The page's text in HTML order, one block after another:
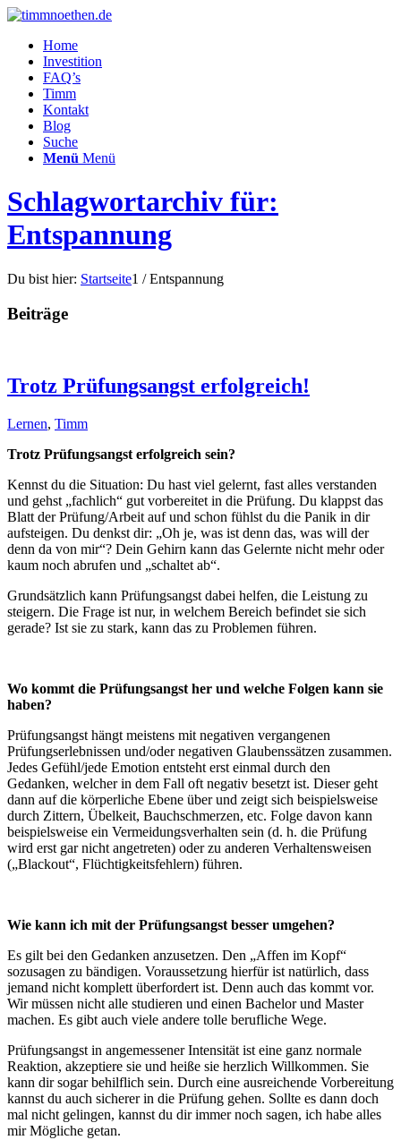
Home
Investition
FAQ’s
Timm
Kontakt
Blog
Suche
Menü Menü
Schlagwortarchiv für:
Entspannung
Du bist hier: Startseite1 / Entspannung
Beiträge
Trotz Prüfungsangst erfolgreich!
Lernen, Timm
Trotz Prüfungsangst erfolgreich sein?
Kennst du die Situation: Du hast viel gelernt, fast alles verstanden
und gehst „fachlich“ gut vorbereitet in die Prüfung. Du klappst das
Blatt der Prüfung/Arbeit auf und schon fühlst du die Panik in dir
aufsteigen. Du denkst dir: „Oh je, was ist denn das, was will der
denn da von mir“? Dein Gehirn kann das Gelernte nicht mehr oder
kaum noch abrufen und „schaltet ab“.
Grundsätzlich kann Prüfungsangst dabei helfen, die Leistung zu
steigern. Die Frage ist nur, in welchem Bereich befindet sie sich
gerade? Ist sie zu stark, kann das zu Problemen führen.
Wo kommt die Prüfungsangst her und welche Folgen kann sie
haben?
Prüfungsangst hängt meistens mit negativen vergangenen
Prüfungserlebnissen und/oder negativen Glaubenssätzen zusammen.
Jedes Gefühl/jede Emotion entsteht erst einmal durch den
Gedanken, welcher in dem Fall oft negativ besetzt ist. Dieser geht
dann auf die körperliche Ebene über und zeigt sich beispielsweise
durch Zittern, Übelkeit, Bauchschmerzen, etc. Folge davon kann
beispielsweise ein Vermeidungsverhalten sein (d. h. die Prüfung
wird erst gar nicht angetreten) oder zu anderen Verhaltensweisen
(„Blackout“, Flüchtigkeitsfehlern) führen.
Wie kann ich mit der Prüfungsangst besser umgehen?
Es gilt bei den Gedanken anzusetzen. Den „Affen im Kopf“
sozusagen zu bändigen. Voraussetzung hierfür ist natürlich, dass
jemand nicht komplett überfordert ist. Denn auch das kommt vor.
Wir müssen nicht alle studieren und einen Bachelor und Master
machen. Es gibt auch viele andere tolle berufliche Wege.
Prüfungsangst in angemessener Intensität ist eine ganz normale
Reaktion, akzeptiere sie und heiße sie herzlich Willkommen. Sie
kann dir sogar behilflich sein. Durch eine ausreichende Vorbereitung
kannst du auch sicherer in die Prüfung gehen. Sollte es dann doch
mal nicht gelingen, kannst du dir immer noch sagen, ich habe alles
mir Mögliche getan.